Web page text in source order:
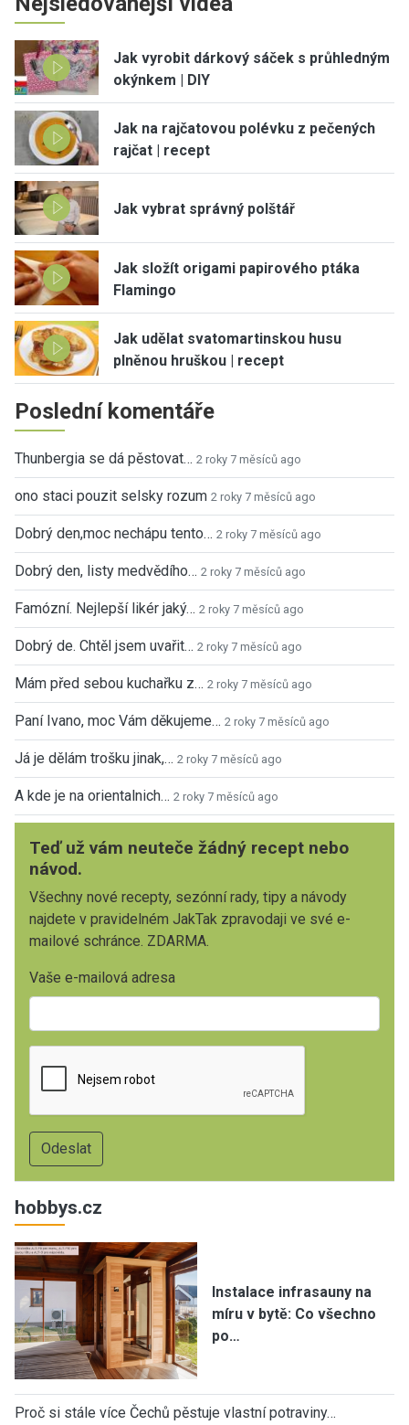
Jak vyrobit dárkový sáček s průhledným
okýnkem | DIY
Jak na rajčatovou polévku z pečených
rajčat | recept
Jak vybrat správný polštář
Jak složít origami papirového ptáka
Flamingo
Jak udělat svatomartinskou husu
plněnou hruškou | recept
Poslední komentáře
Thunbergia se dá pěstovat… 2 roky 7 měsíců ago
ono staci pouzit selsky rozum 2 roky 7 měsíců ago
Dobrý den,moc nechápu tento… 2 roky 7 měsíců ago
Dobrý den, listy medvědího… 2 roky 7 měsíců ago
Famózní. Nejlepší likér jaký… 2 roky 7 měsíců ago
Dobrý de. Chtěl jsem uvařit… 2 roky 7 měsíců ago
Mám před sebou kuchařku z… 2 roky 7 měsíců ago
Paní Ivano, moc Vám děkujeme… 2 roky 7 měsíců ago
Já je dělám trošku jinak,… 2 roky 7 měsíců ago
A kde je na orientalnich… 2 roky 7 měsíců ago
Teď už vám neuteče žádný recept nebo
návod.
Všechny nové recepty, sezónní rady, tipy a návody
najdete v pravidelném JakTak zpravodaji ve své e-
mailové schránce. ZDARMA.
Vaše e-mailová adresa
hobbys.cz
Instalace infrasauny na
míru v bytě: Co všechno
po…
Proč si stále více Čechů pěstuje vlastní potraviny…